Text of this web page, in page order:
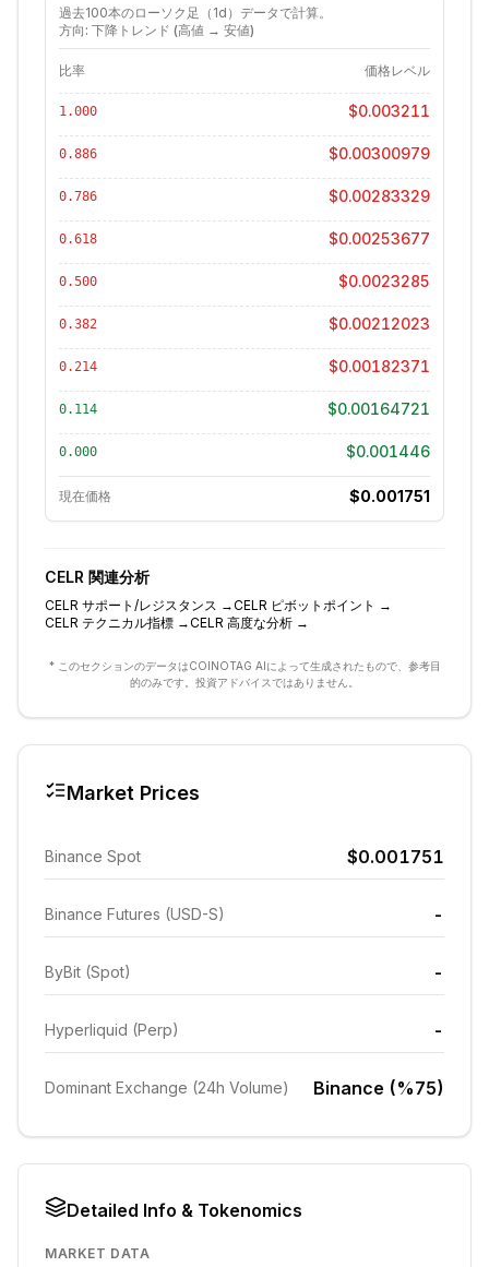
過去100本のローソク足（ 1d ）データで計算。
方向: 下降トレンド (高値 → 安値)
比率 価格レベル
1.000 $0.003211
0.886 $0.00300979
0.786 $0.00283329
0.618 $0.00253677
0.500 $0.0023285
0.382 $0.00212023
0.214 $0.00182371
0.114 $0.00164721
0.000 $0.001446
現在価格 $0.001751
CELR 関連分析
CELR サポート/レジスタンス →CELR ピボットポイント →
CELR テクニカル指標 →CELR 高度な分析 →
* このセクションのデータはCOINOTAG AIによって生成されたもので、参考目
的のみです。投資アドバイスではありません。
Market Prices
Binance Spot $0.001751
Binance Futures (USD-S) -
ByBit (Spot) -
Hyperliquid (Perp) -
Dominant Exchange (24h Volume) Binance (%75)
Detailed Info & Tokenomics
MARKET DATA